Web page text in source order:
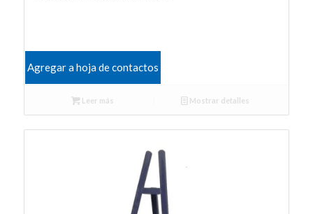
Agregar a hoja de contactos
Leer más Mostrar detalles